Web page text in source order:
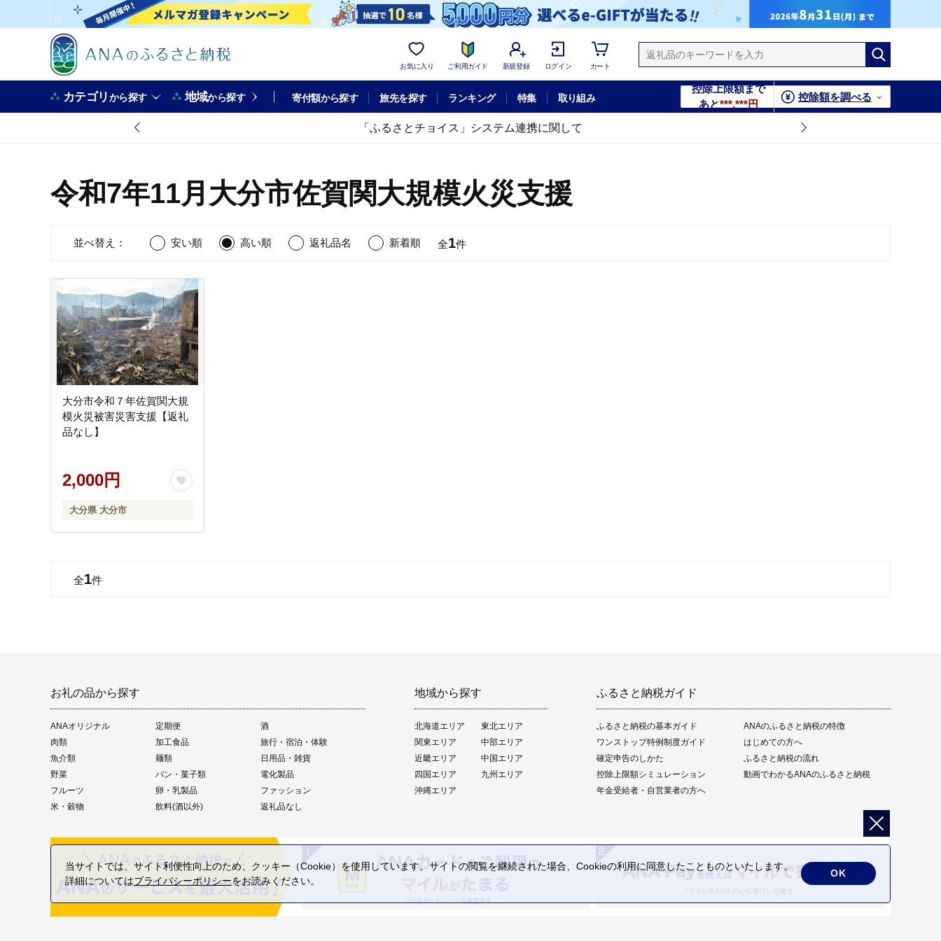
お気に入り ご利用ガイド 新規登録 ログイン カート
カテゴリから探す 地域から探す 寄付額から探す 旅先を探す ランキング 特集 取り組み
控除上限額まで
あと***,***円
控除額を調べる
「ふるさとチョイス」システム連携に関して
令和7年11月大分市佐賀関大規模火災支援
並べ替え： 安い順 高い順 返礼品名 新着順 全1件
大分市令和７年佐賀関大規
模火災被害災害支援【返礼
品なし】
2,000円
大分県 大分市
全1件
お礼の品から探す
ANAオリジナル 定期便
酒
肉類
加工食品
旅行・宿泊・体験
魚介類
麺類
日用品・雑貨
野菜
パン・菓子類
電化製品
フルーツ
卵・乳製品
ファッション
米・穀物
飲料(酒以外) 返礼品なし
地域から探す
北海道エリア
東北エリア
関東エリア
中部エリア
近畿エリア
中国エリア
四国エリア
九州エリア
沖縄エリア
ふるさと納税ガイド
ふるさと納税の基本ガイド
ANAのふるさと納税の特徴
ワンストップ特例制度ガイド
はじめての方へ
確定申告のしかた
ふるさと納税の流れ
控除上限額シミュレーション
動画でわかるANAのふるさと納税
年金受給者・自営業者の方へ
当サイトでは、サイト利便性向上のため、クッキー（Cookie）を使用しています。サイトの閲覧を継続された場合、Cookieの利用に同意したことものといたします。
詳細についてはプライバシーポリシーをお読みください。
OK